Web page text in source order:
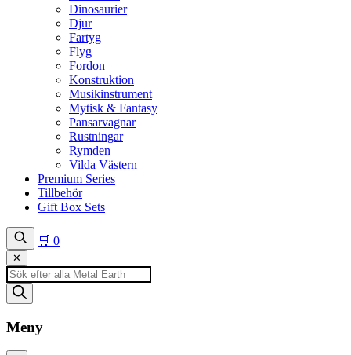
Dinosaurier
Djur
Fartyg
Flyg
Fordon
Konstruktion
Musikinstrument
Mytisk & Fantasy
Pansarvagnar
Rustningar
Rymden
Vilda Västern
Premium Series
Tillbehör
Gift Box Sets
🛒 0
✕
Produktsökning
Meny